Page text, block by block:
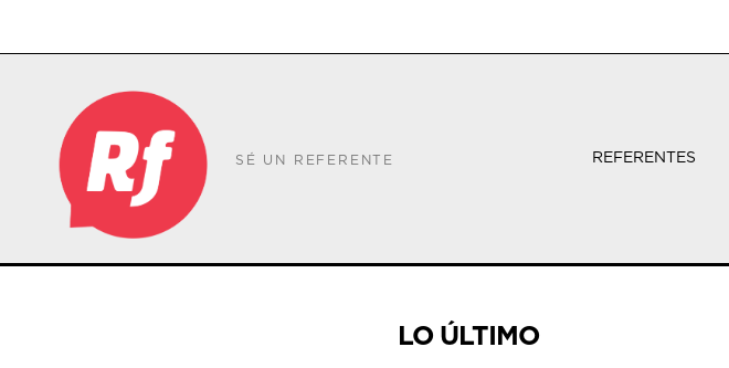
SÉ UN REFERENTE REFERENTES
LO ÚLTIMO